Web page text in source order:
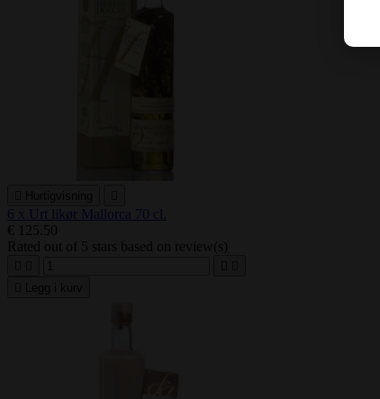
6 x Urt likør Mallorca 70 cl.
€ 125.50
Rated out of 5 stars based on review(s)